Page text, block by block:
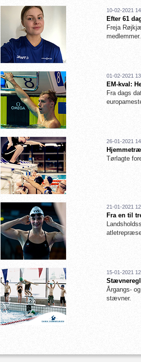
10-02-2021
Efter 61
Freja
medlemmer.
01-02-2021
EM-kval:
Fra dags
26-01-2021
Tørlagte
21-01-2021
Fra en til
15-01-2021
Årgangs-
stævner.